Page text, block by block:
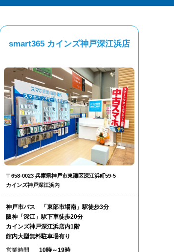
smart365 カインズ神戸深江浜店
〒658-0023 兵庫県神戸市東灘区深江浜町59-5
カインズ神戸深江浜内
神戸市バス 「東部市場南」駅徒歩3分
阪神「深江」駅下車徒歩20分
カインズ神戸深江浜店内1階
館内大型無料駐車場有り
営業時間
10時～19時